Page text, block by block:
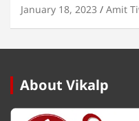
January 18, 2023 Amit
About Vikalp